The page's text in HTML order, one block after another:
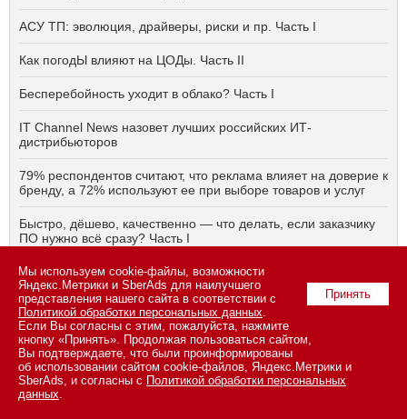
АСУ ТП: эволюция, драйверы, риски и пр. Часть I
Как погодЫ влияют на ЦОДы. Часть II
Бесперебойность уходит в облако? Часть I
IT Channel News назовет лучших российских ИТ-
дистрибьюторов
79% респондентов считают, что реклама влияет на доверие к
бренду, а 72% используют ее при выборе товаров и услуг
Быстро, дёшево, качественно — что делать, если заказчику
ПО нужно всё сразу? Часть I
АСУ ТП на пятый год активного импортозамещения. Часть II
© 2026 ООО «СК ПРЕСС».Политика конфиденциальности
персональных данных,информация об авторских правах и порядке
использования материалов сайта
109147 г. Москва, ул. Марксистская, 34, строение 10. Телефон: +7
495 974-22-60 (доб. 1500). Факс: +7 495 974-22-63. E-mail:
vopros@novostiitkanala.ru
Принять
Мы используем cookie-файлы, возможности
Яндекс.Метрики и SberAds для наилучшего
представления нашего сайта в соответствии с
Политикой обработки персональных данных.
Если Вы согласны с этим, пожалуйста, нажмите
кнопку «Принять». Продолжая пользоваться сайтом,
Вы подтверждаете, что были проинформированы
об использовании сайтом cookie-файлов, Яндекс.Метрики и
SberAds, и согласны с Политикой обработки персональных
данных.